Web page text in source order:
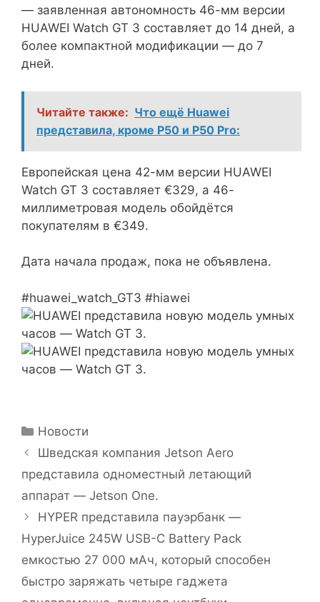
— заявленная автономность 46-мм версии
HUAWEI Watch GT 3 составляет до 14 дней, а
более компактной модификации — до 7
дней.
Читайте также: Что ещё Huawei
представила, кроме P50 и P50 Pro:
Европейская цена 42-мм версии HUAWEI
Watch GT 3 составляет €329, а 46-
миллиметровая модель обойдётся
покупателям в €349.
Дата начала продаж, пока не объявлена.
#huawei_watch_GT3 #hiawei
Рубрики
Новости
Шведская компания Jetson Aero
представила одноместный летающий
аппарат — Jetson One.
HYPER представила пауэрбанк —
HyperJuice 245W USB-C Battery Pack
емкостью 27 000 мАч, который способен
быстро заряжать четыре гаджета